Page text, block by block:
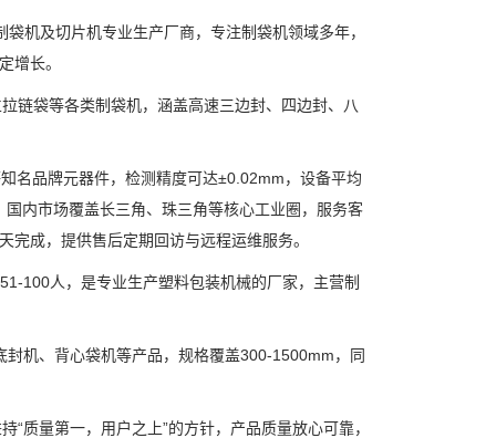
及切片机专业生产厂商，专注制袋机领域多年，
增长。
袋等各类制袋机，涵盖高速三边封、四边封、八
品牌元器件，检测精度可达±0.02mm，设备平均
内市场覆盖长三角、珠三角等核心工业圈，服务客
成，提供售后定期回访与远程运维服务。
100人，是专业生产塑料包装机械的厂家，主营制
机、背心袋机等产品，规格覆盖300-1500mm，同
量第一，用户之上”的方针，产品质量放心可靠，